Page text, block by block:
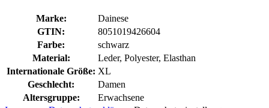
Marke:
Dainese
GTIN:
8051019426604
Farbe:
schwarz
Material:
Leder, Polyester, Elasthan
Internationale Größe: XL
Geschlecht:
Damen
Altersgruppe:
Erwachsene